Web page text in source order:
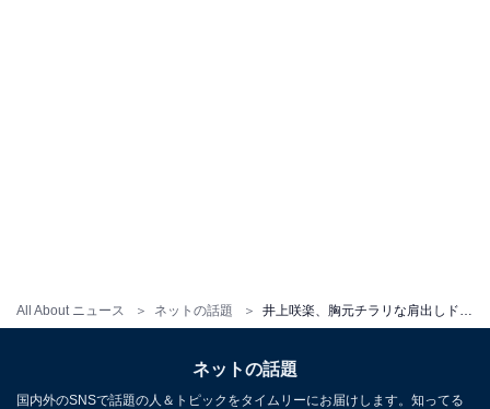
All About ニュース ネットの話題
ネットの話題
国内外のSNSで話題の人＆トピックをタイムリーにお届けします。知ってる